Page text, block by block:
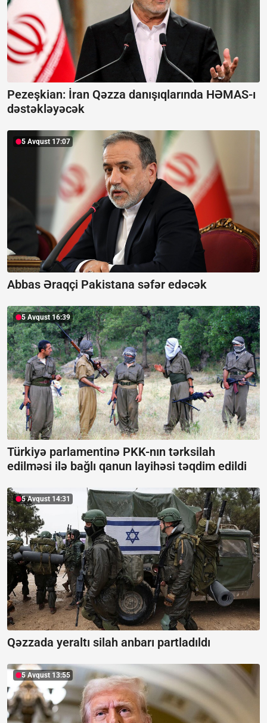
Pezeşkian: İran Qəzza danışıqlarında HƏMAS-ı
dəstəkləyəcək
5 Avqust 17:07
Abbas Əraqçi Pakistana səfər edəcək
5 Avqust 16:39
Türkiyə parlamentinə PKK-nın tərksilah
edilməsi ilə bağlı qanun layihəsi təqdim edildi
5 Avqust 14:31
Qəzzada yeraltı silah anbarı partladıldı
5 Avqust 13:55